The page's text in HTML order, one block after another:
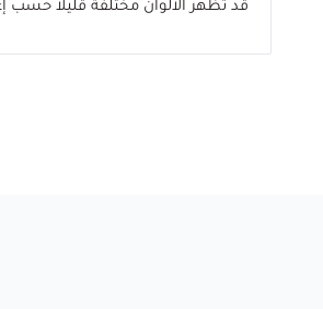
قد تظهر الألوان مختلفة قليلاً